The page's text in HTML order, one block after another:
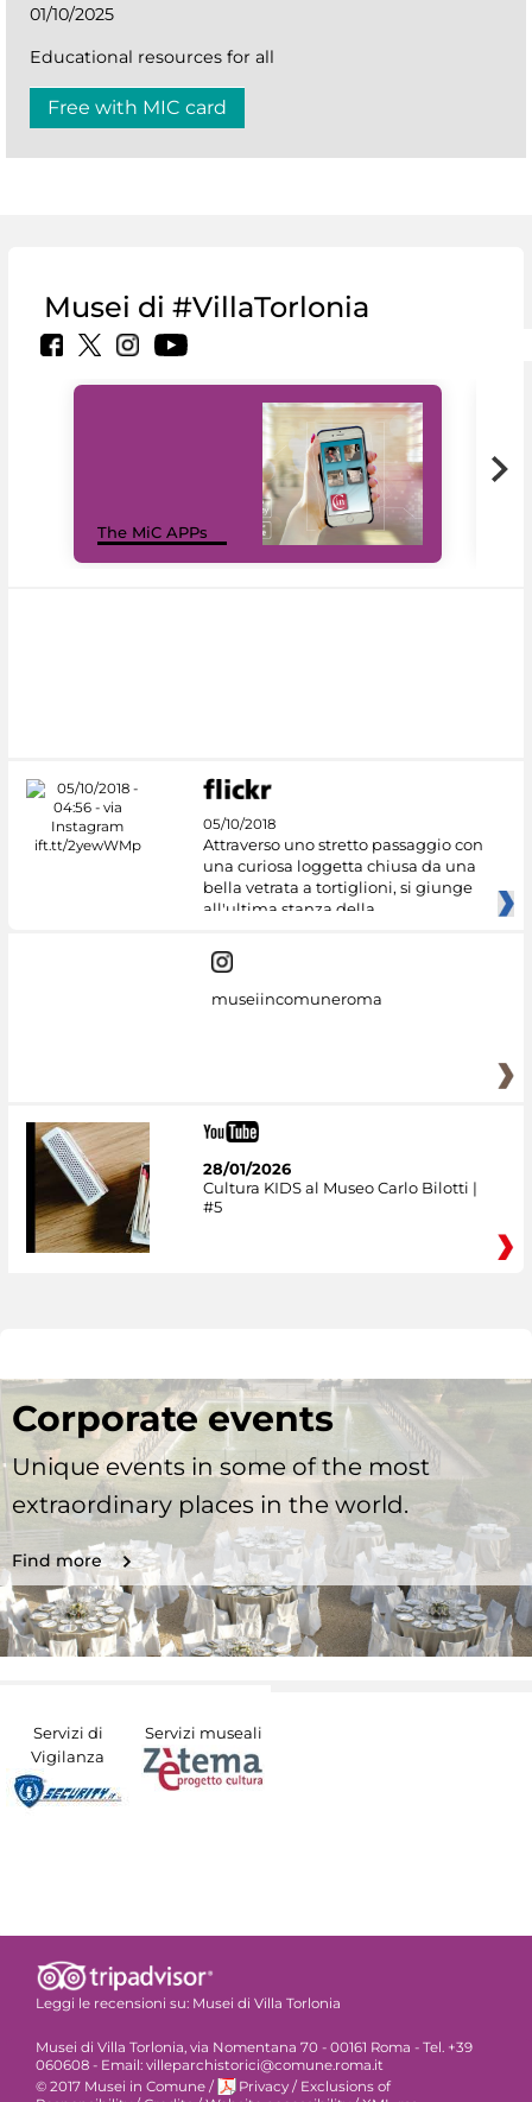
01/10/2025
Educational resources for all
Free with MIC card
Musei di #VillaTorlonia
The MiC APPs
05/10/2018
Attraverso uno stretto passaggio con
una curiosa loggetta chiusa da una
bella vetrata a tortiglioni, si giunge
all'ultima stanza della
museiincomuneroma
28/01/2026
Cultura KIDS al Museo Carlo Bilotti |
#5
Corporate events
Unique events in some of the most
extraordinary places in the world.
Find more
Servizi di
Vigilanza
Servizi museali
Leggi le recensioni su: Musei di Villa Torlonia
Musei di Villa Torlonia, via Nomentana 70 - 00161 Roma - Tel. +39
060608 - Email: villeparchistorici@comune.roma.it
© 2017 Musei in Comune / Privacy / Exclusions of